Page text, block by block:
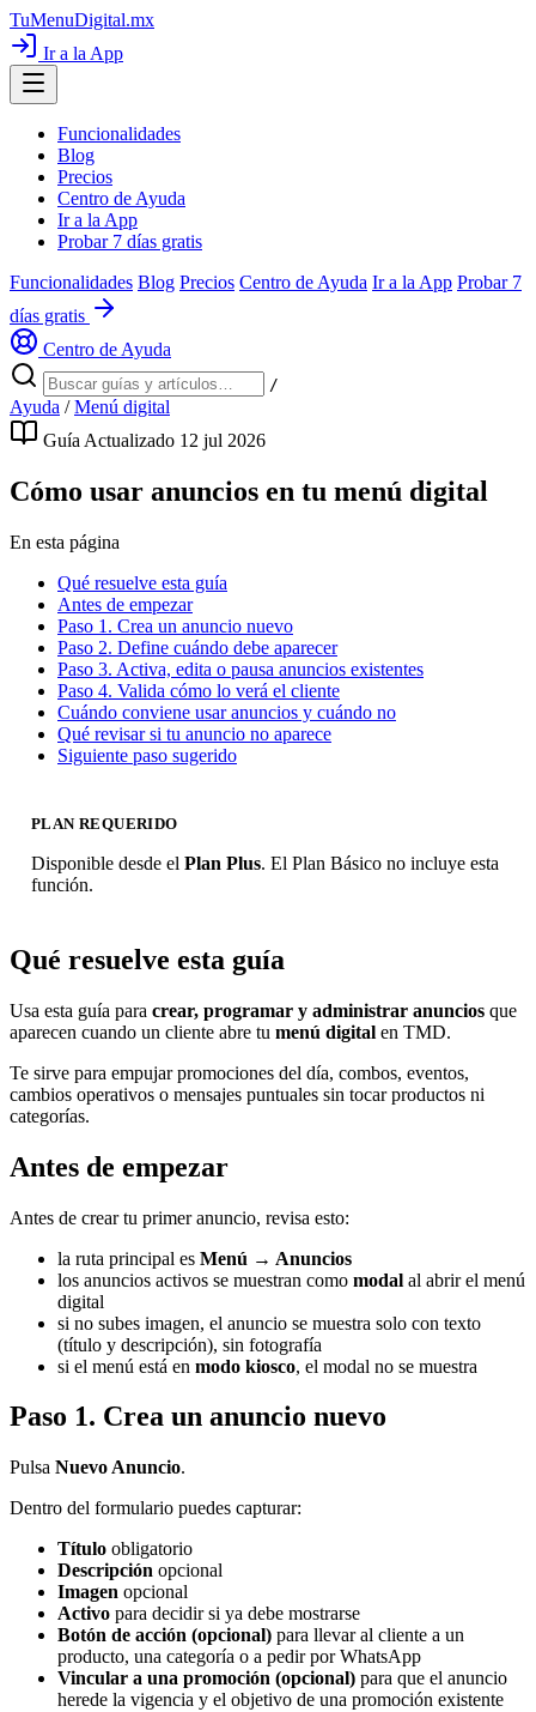
TuMenuDigital.mx
Ir a la App
Funcionalidades
Blog
Precios
Centro de Ayuda
Ir a la App
Probar 7 días gratis
Funcionalidades Blog Precios Centro de Ayuda Ir a la App Probar 7
días gratis
Centro de Ayuda
/
Ayuda / Menú digital
Guía Actualizado 12 jul 2026
Cómo usar anuncios en tu menú digital
En esta página
Qué resuelve esta guía
Antes de empezar
Paso 1. Crea un anuncio nuevo
Paso 2. Define cuándo debe aparecer
Paso 3. Activa, edita o pausa anuncios existentes
Paso 4. Valida cómo lo verá el cliente
Cuándo conviene usar anuncios y cuándo no
Qué revisar si tu anuncio no aparece
Siguiente paso sugerido
PLAN REQUERIDO
Disponible desde el Plan Plus. El Plan Básico no incluye esta
función.
Qué resuelve esta guía
Usa esta guía para crear, programar y administrar anuncios que
aparecen cuando un cliente abre tu menú digital en TMD.
Te sirve para empujar promociones del día, combos, eventos,
cambios operativos o mensajes puntuales sin tocar productos ni
categorías.
Antes de empezar
Antes de crear tu primer anuncio, revisa esto:
la ruta principal es Menú → Anuncios
los anuncios activos se muestran como modal al abrir el menú
digital
si no subes imagen, el anuncio se muestra solo con texto
(título y descripción), sin fotografía
si el menú está en modo kiosco, el modal no se muestra
Paso 1. Crea un anuncio nuevo
Pulsa Nuevo Anuncio.
Dentro del formulario puedes capturar:
Título obligatorio
Descripción opcional
Imagen opcional
Activo para decidir si ya debe mostrarse
Botón de acción (opcional) para llevar al cliente a un
producto, una categoría o a pedir por WhatsApp
Vincular a una promoción (opcional) para que el anuncio
herede la vigencia y el objetivo de una promoción existente